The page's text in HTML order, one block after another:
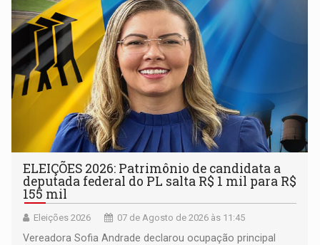
ELEIÇÕES 2026: Patrimônio de candidata a
deputada federal do PL salta R$ 1 mil para R$
155 mil
Eleições 2026 07 de Agosto de 2026 às 11:45
Vereadora Sofia Andrade declarou ocupação principal